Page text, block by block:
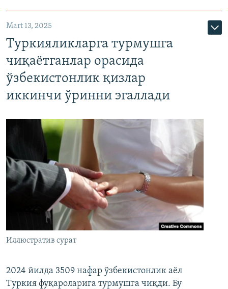
Mart 13, 2025
Туркияликларга турмушга
чиқаётганлар орасида
ўзбекистонлик қизлар
иккинчи ўринни эгаллади
Иллюстратив сурат
2024 йилда 3509 нафар ўзбекистонлик аёл
Туркия фуқароларига турмушга чиқди. Бу